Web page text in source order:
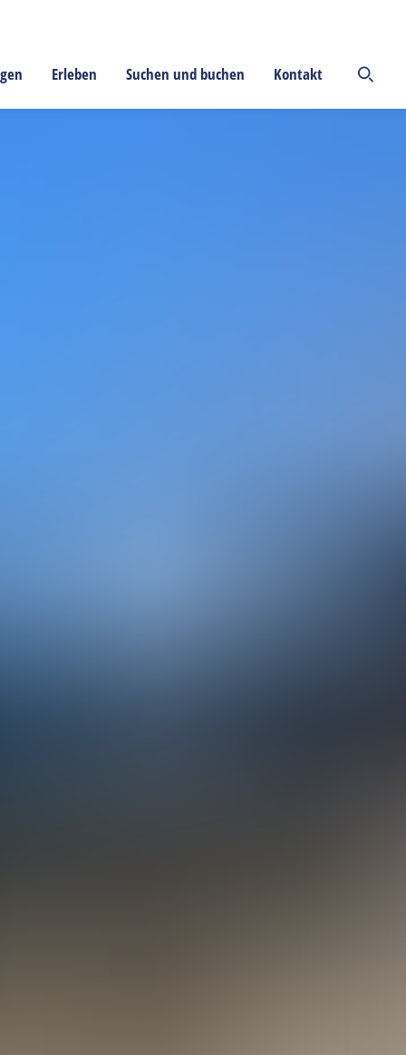
Erleben Suchen und buchen Kontakt